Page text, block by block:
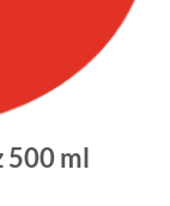
500 ml